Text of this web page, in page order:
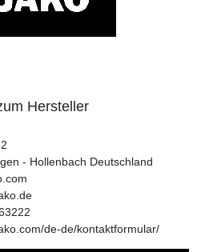
Hersteller
- Hollenbach Deutschland
de-de/kontaktformular/